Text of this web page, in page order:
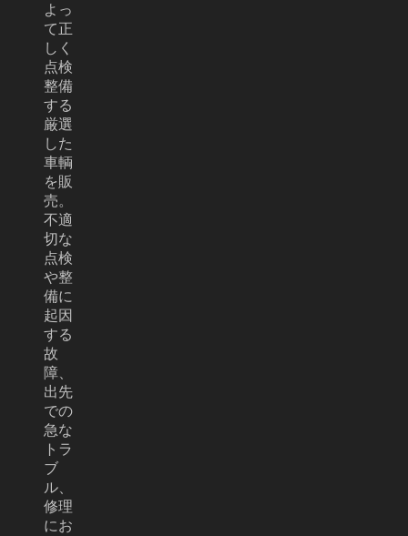
よっ
て正
しく
点検
整備
する
厳選
した
車輌
を販
売。
不適
切な
点検
や整
備に
起因
する
故
障、
出先
での
急な
トラ
ブ
ル、
修理
にお